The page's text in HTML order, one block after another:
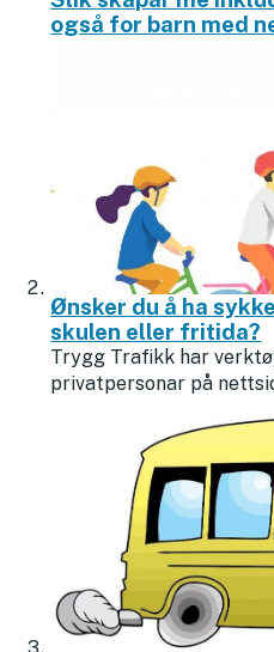
også for barn med
Ønsker du å ha
skulen eller fritida?
Trygg Trafikk har
privatpersonar på